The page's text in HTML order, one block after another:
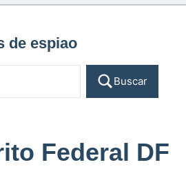
de espiao
Buscar
Federal DF